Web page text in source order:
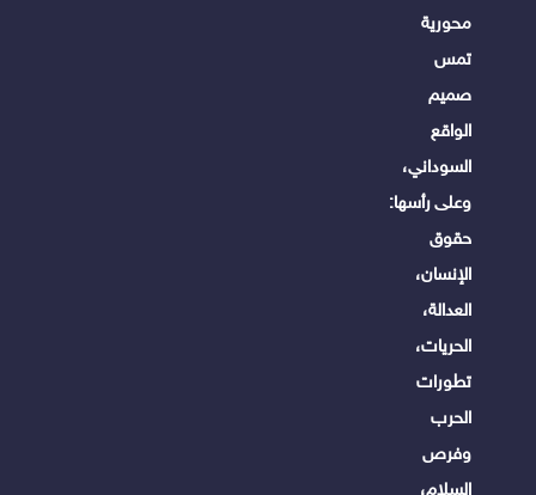
محورية
تمس
صميم
الواقع
السوداني،
وعلى رأسها:
حقوق
الإنسان،
العدالة،
الحريات،
تطورات
الحرب
وفرص
السلام،